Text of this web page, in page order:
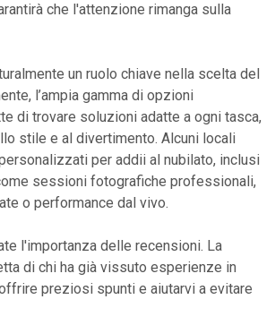
che l'attenzione rimanga sulla
un ruolo chiave nella scelta del
l’ampia gamma di opzioni
di trovare soluzioni adatte a ogni tasca,
stile e al divertimento. Alcuni locali
per addii al nubilato, inclusi
sessioni fotografiche professionali,
o performance dal vivo.
l'importanza delle recensioni. La
di chi ha già vissuto esperienze in
preziosi spunti e aiutarvi a evitare